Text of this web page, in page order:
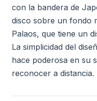
con la bandera de
disco sobre un fondo
Palaos, que tiene un
La simplicidad del
hace poderosa en su
reconocer a distancia.